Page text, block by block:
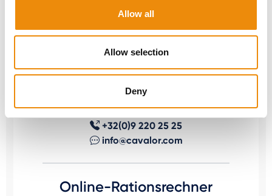
Allow all
Allow selection
Deny
Persönliche Beratung
geeignet ist? Fragen Sie uns einfach! Sie
oder senden Sie uns eine E-Mail.
+32(0)9 220 25 25
info@cavalor.com
Online-Rationsrechner